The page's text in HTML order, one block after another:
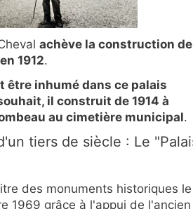
achève la construction de
1912.
être inhumé dans ce palais
il construit de 1914 à
au cimetière municipal.
tiers de siècle : Le
des monuments historiques le
1969 grâce à l'appui de l'ancien